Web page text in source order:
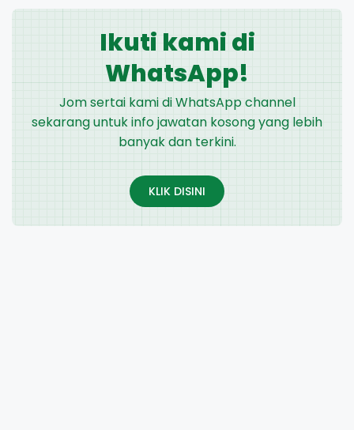
Ikuti kami di
WhatsApp!
Jom sertai kami di WhatsApp channel
sekarang untuk info jawatan kosong yang lebih
banyak dan terkini.
KLIK DISINI